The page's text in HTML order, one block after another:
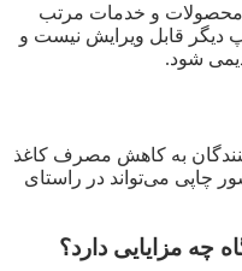
محصولات و خدمات مرتب
دیگر قابل ویرایش نیست و
شود.
به کاهش مصرف کاغذ
چاپی می‌تواند در راستای
مزایایی دارد؟